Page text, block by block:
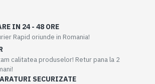
IN 24 - 48 ORE
Rapid oriunde in Romania!
calitatea produselor! Retur pana la 2
SECURIZATE